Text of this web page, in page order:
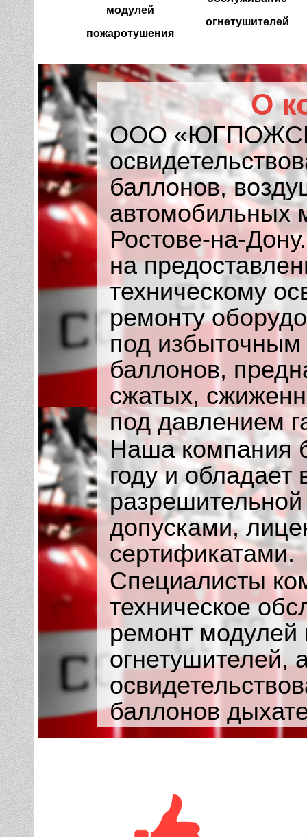
модулей
пожаротушения
огнетушителей
О
ООО
баллонов,
автомобильных
Ростове-на-
на
техническому
ремонту
под
баллонов,
сжатых,
под давлением
Наша компания
году и обладает
допусками,
сертификатами.
Специалисты
техническое
ремонт
огнетушителей,
баллонов